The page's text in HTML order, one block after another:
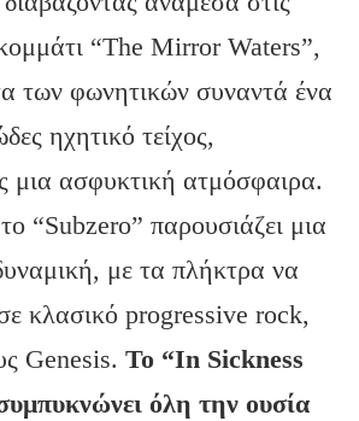
“The Mirror Waters”,
των φωνητικών συναντά ένα
ηχητικό τείχος,
μια ασφυκτική ατμόσφαιρα.
“Subzero” παρουσιάζει μια
με τα πλήκτρα να
κλασικό progressive rock,
Genesis. Το “In Sickness
όλη την ουσία